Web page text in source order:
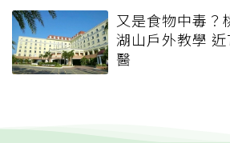
又是食物中毒？
湖山戶外教學
醫